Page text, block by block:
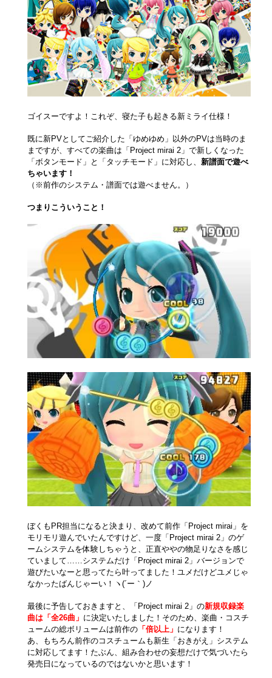
ゴイスーですよ！これぞ、寝た子も起きる新ミライ仕様！
既に新PVとしてご紹介した「ゆめゆめ」以外のPVは当時のま
まですが、すべての楽曲は「Project mirai 2」で新しくなった
「ボタンモード」と「タッチモード」に対応し、 新譜面で遊べ
ちゃいます！
（※前作のシステム・譜面では遊べません。）
つまりこういうこと！
ぼくもPR担当になると決まり、改めて前作「Project mirai」を
モリモリ遊んでいたんですけど、一度「Project mirai 2」のゲ
ームシステムを体験しちゃうと、正直ややの物足りなさを感じ
ていまして……システムだけ「Project mirai 2」バージョンで
遊びたいなーと思ってたら叶ってました！ユメだけどユメじゃ
なかったばんじゃーい！ヽ(´ー｀)ノ
最後に予告しておきますと、「Project mirai 2」の新規収録楽
曲は「全26曲」 に決定いたしました！そのため、楽曲・コスチ
ュームの総ボリュームは前作の 「倍以上」 になります！
あ、もちろん前作のコスチュームも新生「おきがえ」システム
に対応してます！たぶん、組み合わせの妄想だけで気づいたら
発売日になっているのではないかと思います！